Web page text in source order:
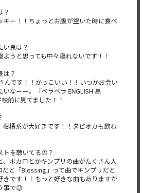
？
ー！！ちょっとお腹が空いた時に食べ
い鬼は？
うと思っても中々寝れないです！！
は？
んです！！かっこいい！！いつかお会い
いなーー。『ベラベラ ENGLISH 星
前に見てました！！
橘系が大好きです！！タピオカも飲む
トを聴いてるの？
ボカロとかキンプリの曲がたくさん入
だと「Blessing」って曲でキンプリだと
きです！！もっと好きな曲もありますが
事で😉